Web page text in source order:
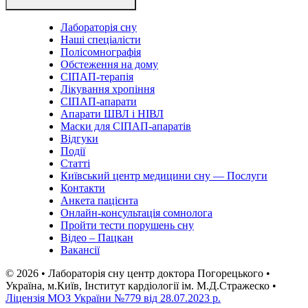
Лабораторія сну
Наші спеціалісти
Полісомнографія
Обстеження на дому
СІПАП-терапія
Лікування хропіння
СІПАП-апарати
Апарати ШВЛ і НІВЛ
Маски для СІПАП-апаратів
Відгуки
Події
Статті
Київський центр медицини сну — Послуги
Контакти
Анкета пацієнта
Онлайн-консультація сомнолога
Пройти тести порушень сну
Відео – Пацкан
Вакансії
© 2026 • Лабораторія сну центр доктора Погорецького •
Україна, м.Київ, Інститут кардіології ім. М.Д.Стражеско •
Ліцензія МОЗ України №779 від 28.07.2023 р.